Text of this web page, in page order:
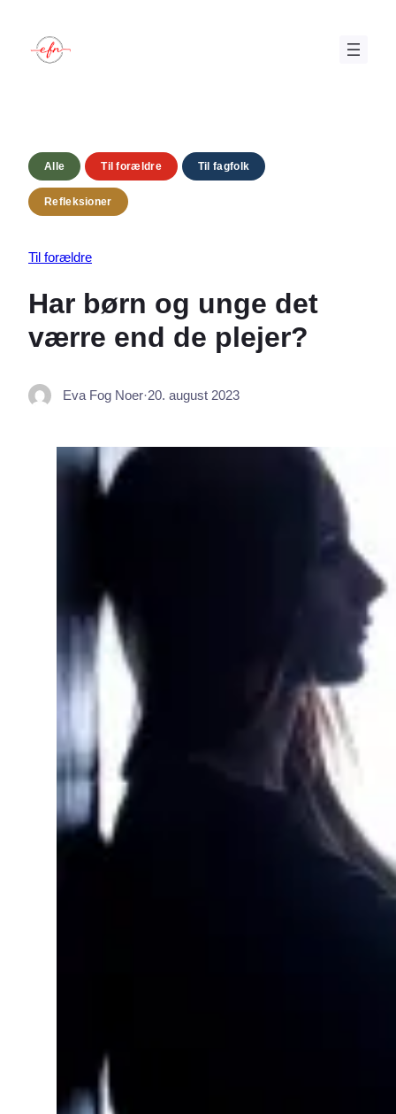
indhold
Alle Til forældre Til fagfolk
Refleksioner
Til forældre
Har børn og unge det
værre end de plejer?
Eva Fog Noer·20. august 2023